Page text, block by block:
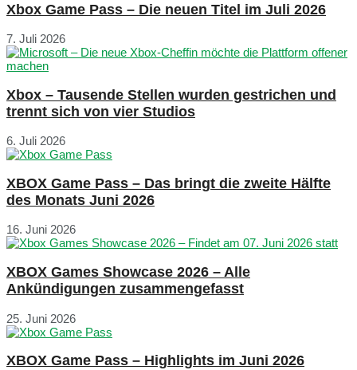
Xbox Game Pass – Die neuen Titel im Juli 2026
7. Juli 2026
Xbox – Tausende Stellen wurden gestrichen und
trennt sich von vier Studios
6. Juli 2026
XBOX Game Pass – Das bringt die zweite Hälfte
des Monats Juni 2026
16. Juni 2026
XBOX Games Showcase 2026 – Alle
Ankündigungen zusammengefasst
25. Juni 2026
XBOX Game Pass – Highlights im Juni 2026